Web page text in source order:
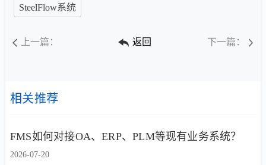
SteelFlow系统
上一篇： 返回 下一篇：
相关推荐
FMS如何对接OA、ERP、PLM等现有业务系统？
2026-07-20